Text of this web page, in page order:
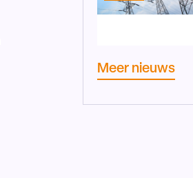
Meer nieuws